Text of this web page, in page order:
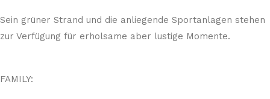
Sein grüner Strand und die anliegende Sportanlagen stehen
zur Verfügung für erholsame aber lustige Momente.
FAMILY: